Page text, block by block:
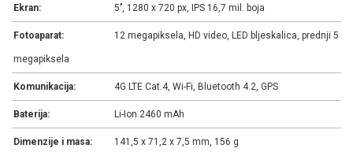
Ekran: 5’’, 1280 x 720 px, IPS 16,7 mil. boja
Fotoaparat: 12 megapiksela, HD video, LED bljeskalica, prednji 5
megapiksela
Komunikacija: 4G LTE Cat.4, Wi-Fi, Bluetooth 4.2, GPS
Baterija: Li-Ion 2460 mAh
Dimenzije i masa: 141,5 x 71,2 x 7,5 mm, 156 g